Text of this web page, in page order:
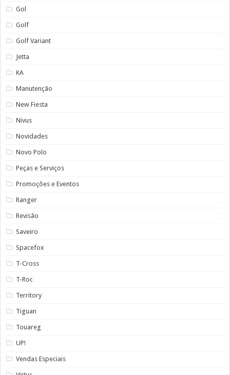
Gol
Golf
Golf Variant
Jetta
KA
Manutenção
New Fiesta
Nivus
Novidades
Novo Polo
Peças e Serviços
Promoções e Eventos
Ranger
Revisão
Saveiro
Spacefox
T-Cross
T-Roc
Territory
Tiguan
Touareg
UP!
Vendas Especiais